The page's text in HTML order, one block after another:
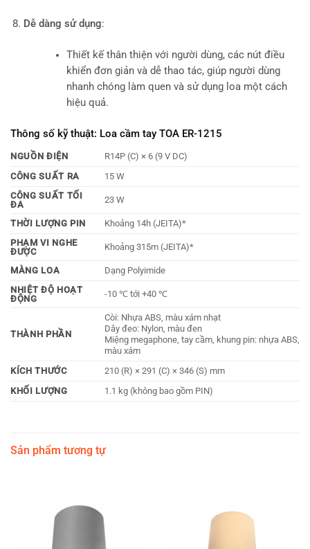
Dễ dàng sử dụng:
Thiết kế thân thiện với người dùng, các nút điều
khiển đơn giản và dễ thao tác, giúp người dùng
nhanh chóng làm quen và sử dụng loa một cách
hiệu quả.
Thông số kỹ thuật: Loa cầm tay TOA ER-1215
NGUỒN ĐIỆN
R14P (C) × 6 (9 V DC)
CÔNG SUẤT RA
15 W
CÔNG SUẤT TỐI
ĐA
23 W
THỜI LƯỢNG PIN
Khoảng 14h (JEITA)*
PHẠM VI NGHE
ĐƯỢC
Khoảng 315m (JEITA)*
MÀNG LOA
Dạng Polyimide
NHIỆT ĐỘ HOẠT
ĐỘNG
-10 ℃ tới +40 ℃
THÀNH PHẦN
Còi: Nhựa ABS, màu xám nhạt
Dây đeo: Nylon, màu đen
Miệng megaphone, tay cầm, khung pin: nhựa ABS,
màu xám
KÍCH THƯỚC
210 (R) × 291 (C) × 346 (S) mm
KHỐI LƯỢNG
1.1 kg (không bao gồm PIN)
Sản phẩm tương tự